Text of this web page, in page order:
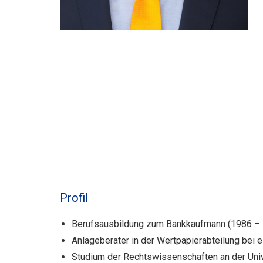
Profil
Berufsausbildung zum Bankkaufmann (1986 –
Anlageberater in der Wertpapierabteilung bei
Studium der Rechtswissenschaften an der